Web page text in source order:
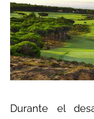
Durante el